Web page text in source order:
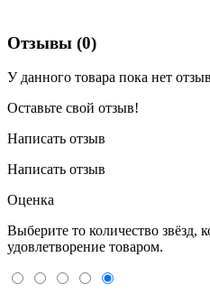
Отзывы (0)
У данного товара пока нет
Оставьте свой отзыв!
Написать отзыв
Написать отзыв
Оценка
Выберите то количество звёзд,
удовлетворение товаром.